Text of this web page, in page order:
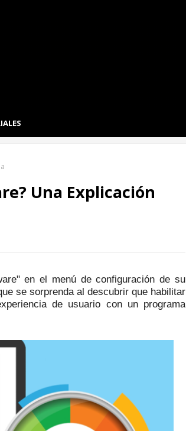
Una Explicación
en el menú de configuración de su
se sorprenda al descubrir que habilitar
de usuario con un programa